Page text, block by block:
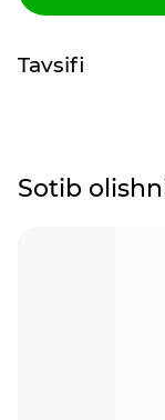
Tavsifi
Sotib